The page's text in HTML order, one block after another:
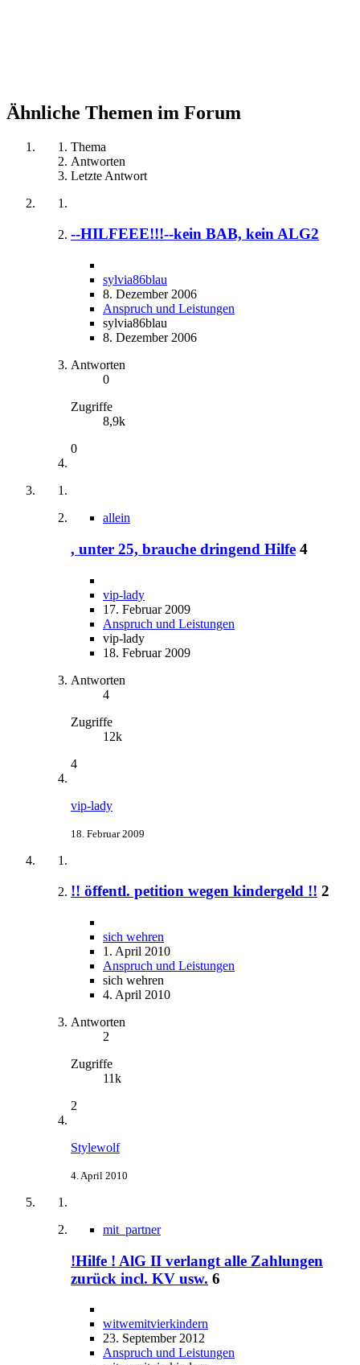
Ähnliche Themen im Forum
Thema
Antworten
Letzte Antwort
--HILFEEE!!!--kein BAB, kein ALG2
sylvia86blau
8. Dezember 2006
Anspruch und Leistungen
sylvia86blau
8. Dezember 2006
Antworten
0
Zugriffe
8,9k
0
allein
, unter 25, brauche dringend Hilfe 4
vip-lady
17. Februar 2009
Anspruch und Leistungen
vip-lady
18. Februar 2009
Antworten
4
Zugriffe
12k
4
vip-lady
18. Februar 2009
!! öffentl. petition wegen kindergeld !! 2
sich wehren
1. April 2010
Anspruch und Leistungen
sich wehren
4. April 2010
Antworten
2
Zugriffe
11k
2
Stylewolf
4. April 2010
mit_partner
!Hilfe ! AlG II verlangt alle Zahlungen
zurück incl. KV usw. 6
witwemitvierkindern
23. September 2012
Anspruch und Leistungen